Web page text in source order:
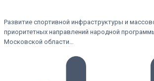
Развитие спортивной инфраструктуры и
приоритетных направлений народной
Московской области…